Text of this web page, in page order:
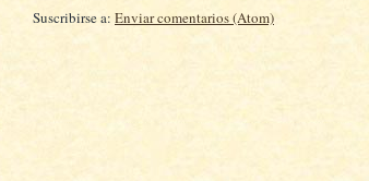
Suscribirse a: Enviar comentarios (Atom)